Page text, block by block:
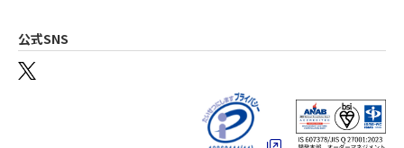
公式SNS